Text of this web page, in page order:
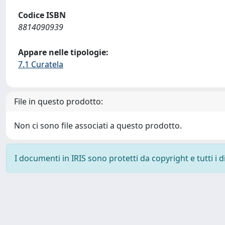
Codice ISBN
8814090939
Appare nelle tipologie:
7.1 Curatela
File in questo prodotto:
Non ci sono file associati a questo prodotto.
I documenti in IRIS sono protetti da copyright e tutti i